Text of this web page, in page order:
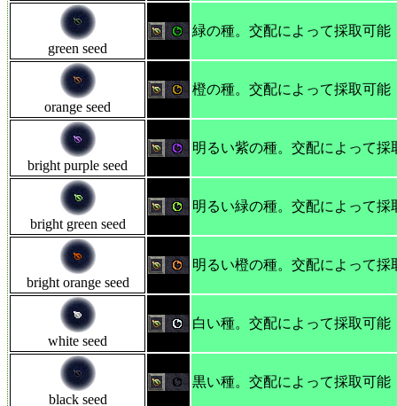
green seed
緑の種。交配によって採取可能
orange seed
橙の種。交配によって採取可能
bright purple seed
明るい紫の種。交配によって採
bright green seed
明るい緑の種。交配によって採
bright orange seed
明るい橙の種。交配によって採
white seed
白い種。交配によって採取可能
black seed
黒い種。交配によって採取可能